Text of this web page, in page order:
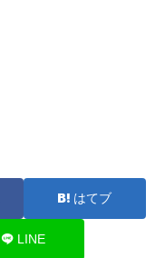
はてブ
LINE